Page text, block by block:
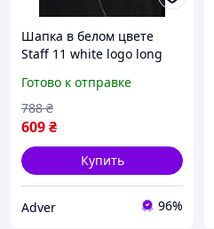
Шапка в белом цвете
Staff 11 white logo long
Готово к отправке
609₴
788 ₴
Купить
Adver 96%